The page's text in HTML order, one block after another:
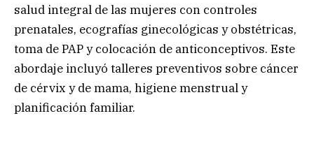
salud integral de las mujeres con controles
prenatales, ecografías ginecológicas y obstétricas,
toma de PAP y colocación de anticonceptivos. Este
abordaje incluyó talleres preventivos sobre cáncer
de cérvix y de mama, higiene menstrual y
planificación familiar.